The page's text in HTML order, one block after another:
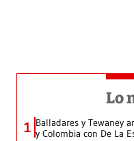
Lo
1 Balladares y Tewaney
y Colombia con De La